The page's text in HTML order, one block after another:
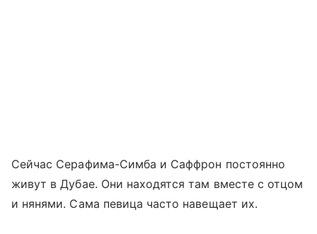
Сейчас Серафима-Симба и Саффрон постоянно
живут в Дубае. Они находятся там вместе с отцом
и нянями. Сама певица часто навещает их.